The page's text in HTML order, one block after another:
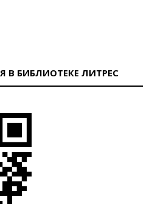
В БИБЛИОТЕКЕ ЛИТРЕС